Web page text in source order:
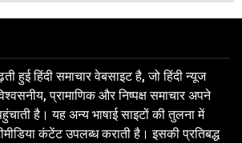
हुई हिंदी समाचार वेबसाइट है, जो हिंदी न्यूज
प्रामाणिक और निष्पक्ष समाचार अपने
है। यह अन्य भाषाई साइटों की तुलना में
कंटेंट उपलब्ध कराती है। इसकी प्रतिबद्ध